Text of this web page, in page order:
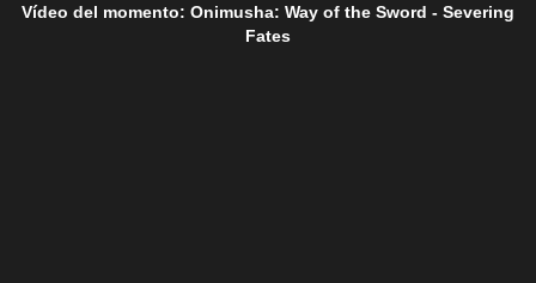
Vídeo del momento: Onimusha: Way of the Sword - Severing
Fates